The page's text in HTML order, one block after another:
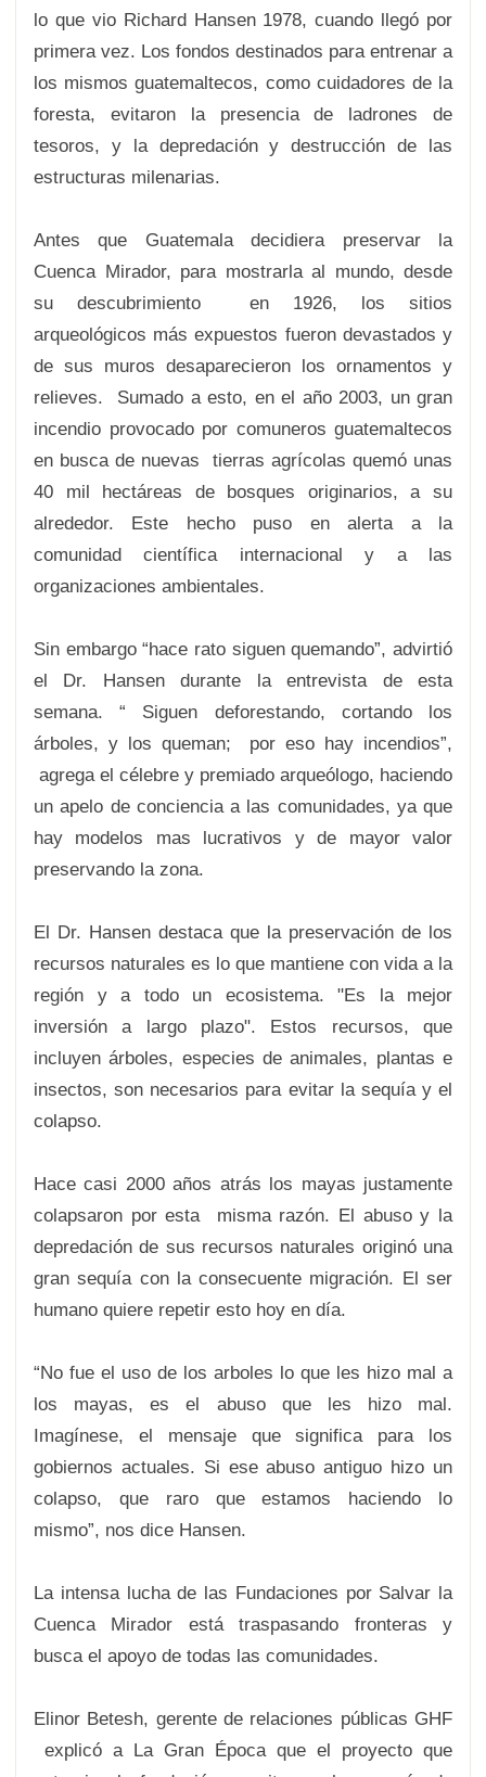
lo que vio Richard Hansen 1978, cuando llegó por
primera vez. Los fondos destinados para entrenar a
los mismos guatemaltecos, como cuidadores de la
foresta, evitaron la presencia de ladrones de
tesoros, y la depredación y destrucción de las
estructuras milenarias.
Antes que Guatemala decidiera preservar la
Cuenca Mirador, para mostrarla al mundo, desde
su descubrimiento en 1926, los sitios
arqueológicos más expuestos fueron devastados y
de sus muros desaparecieron los ornamentos y
relieves. Sumado a esto, en el año 2003, un gran
incendio provocado por comuneros guatemaltecos
en busca de nuevas tierras agrícolas quemó unas
40 mil hectáreas de bosques originarios, a su
alrededor. Este hecho puso en alerta a la
comunidad científica internacional y a las
organizaciones ambientales.
Sin embargo “hace rato siguen quemando”, advirtió
el Dr. Hansen durante la entrevista de esta
semana. “ Siguen deforestando, cortando los
árboles, y los queman; por eso hay incendios”,
agrega el célebre y premiado arqueólogo, haciendo
un apelo de conciencia a las comunidades, ya que
hay modelos mas lucrativos y de mayor valor
preservando la zona.
El Dr. Hansen destaca que la preservación de los
recursos naturales es lo que mantiene con vida a la
región y a todo un ecosistema. "Es la mejor
inversión a largo plazo". Estos recursos, que
incluyen árboles, especies de animales, plantas e
insectos, son necesarios para evitar la sequía y el
colapso.
Hace casi 2000 años atrás los mayas justamente
colapsaron por esta misma razón. El abuso y la
depredación de sus recursos naturales originó una
gran sequía con la consecuente migración. El ser
humano quiere repetir esto hoy en día.
“No fue el uso de los arboles lo que les hizo mal a
los mayas, es el abuso que les hizo mal.
Imagínese, el mensaje que significa para los
gobiernos actuales. Si ese abuso antiguo hizo un
colapso, que raro que estamos haciendo lo
mismo”, nos dice Hansen.
La intensa lucha de las Fundaciones por Salvar la
Cuenca Mirador está traspasando fronteras y
busca el apoyo de todas las comunidades.
Elinor Betesh, gerente de relaciones públicas GHF
explicó a La Gran Época que el proyecto que